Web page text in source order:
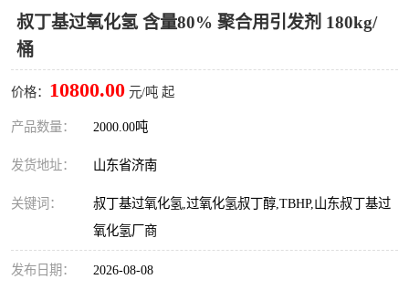
叔丁基过氧化氢 含量80% 聚合用引发剂 180kg/
桶
价格： 10800.00 元/吨 起
产品数量： 2000.00吨
发货地址： 山东省济南
关键词：
叔丁基过氧化氢,过氧化氢叔丁醇,TBHP,山东叔丁基过
氧化氢厂商
发布日期： 2026-08-08
叔丁基苯
醛类
水处理助剂